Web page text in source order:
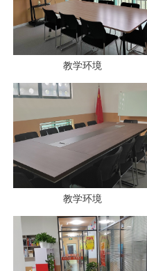
教学环境
教学环境